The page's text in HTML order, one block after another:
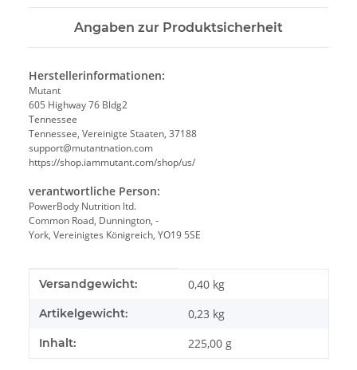
Angaben zur Produktsicherheit
Herstellerinformationen:
Mutant
605 Highway 76 Bldg2
Tennessee
Tennessee, Vereinigte Staaten, 37188
support@mutantnation.com
https://shop.iammutant.com/shop/us/
verantwortliche Person:
PowerBody Nutrition ltd.
Common Road, Dunnington, -
York, Vereinigtes Königreich, YO19 5SE
Produkteigenschaft
Wert
Versandgewicht: 0,40 kg
Artikelgewicht: 0,23 kg
Inhalt: 225,00 g